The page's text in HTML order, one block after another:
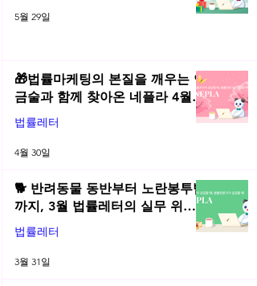
5월 29일
🎁법률마케팅의 본질을 깨우는 연
금술과 함께 찾아온 네플라 4월
법률레터
법률레터
4월 30일
🐕 반려동물 동반부터 노란봉투법
까지, 3월 법률레터의 실무 위키
총정리! | 2026년 3월 네플라 법률
레터
법률레터
3월 31일